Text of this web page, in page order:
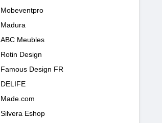
Mobeventpro
Madura
ABC Meubles
Rotin Design
Famous Design FR
DELIFE
Made.com
Silvera Eshop